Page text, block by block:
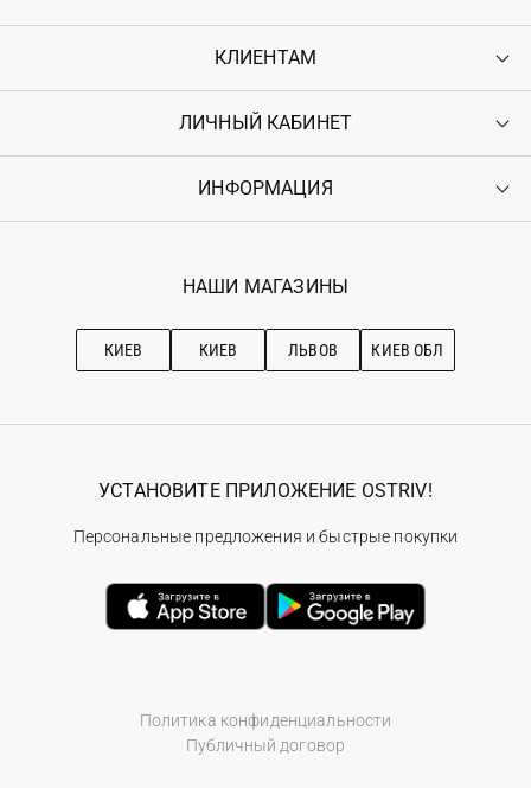
КЛИЕНТАМ
Контакты
Возврат
Гарантия
ЛИЧНЫЙ КАБИНЕТ
Войти
Ostriv Club+
ИНФОРМАЦИЯ
Наши магазини
Рекомендации по уходу
НАШИ МАГАЗИНЫ
КИЕВ КИЕВ ЛЬВОВ КИЕВ ОБЛ
Политика конфиденциальности
Публичный договор
УСТАНОВИТЕ ПРИЛОЖЕНИЕ OSTRIV!
Персональные предложения и быстрые покупки